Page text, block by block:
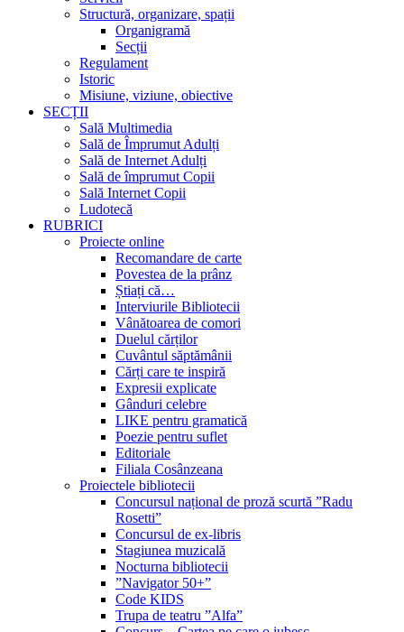
Structură, organizare, spații
Organigramă
Secții
Regulament
Istoric
Misiune, viziune, obiective
SECȚII
Sală Multimedia
Sală de Împrumut Adulți
Sală de Internet Adulți
Sală de împrumut Copii
Sală Internet Copii
Ludotecă
RUBRICI
Proiecte online
Recomandare de carte
Povestea de la prânz
Știați că…
Interviurile Bibliotecii
Vânătoarea de comori
Duelul cărților
Cuvântul săptămânii
Cărți care te inspiră
Expresii explicate
Gânduri celebre
LIKE pentru gramatică
Poezie pentru suflet
Editoriale
Filiala Cosânzeana
Proiectele bibliotecii
Concursul național de proză scurtă ”Radu
Rosetti”
Concursul de ex-libris
Stagiunea muzicală
Nocturna bibliotecii
”Navigator 50+”
Code KIDS
Trupa de teatru ”Alfa”